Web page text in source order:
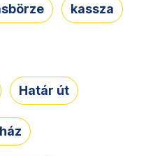
kassza
Határ út